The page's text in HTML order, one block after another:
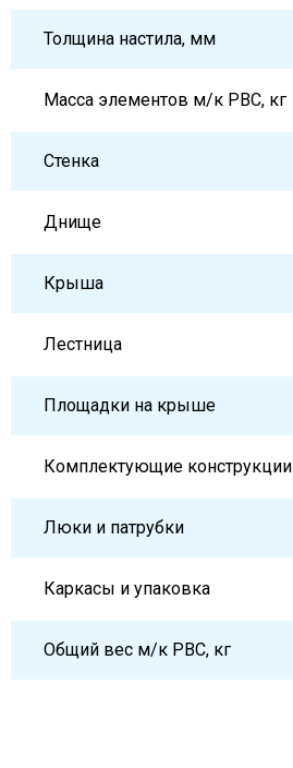
Толщина настила, мм
Масса элементов м/к РВС, кг
Стенка
Днище
Крыша
Лестница
Площадки на крыше
Комплектующие конструкции
Люки и патрубки
Каркасы и упаковка
Общий вес м/к РВС, кг